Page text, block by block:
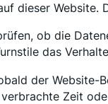
dieser Website.
ob die
das
der
Zeit